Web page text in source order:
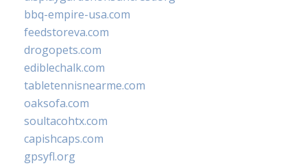
bbq-empire-usa.com
feedstoreva.com
drogopets.com
ediblechalk.com
tabletennisnearme.com
oaksofa.com
soultacohtx.com
capishcaps.com
gpsyfl.org